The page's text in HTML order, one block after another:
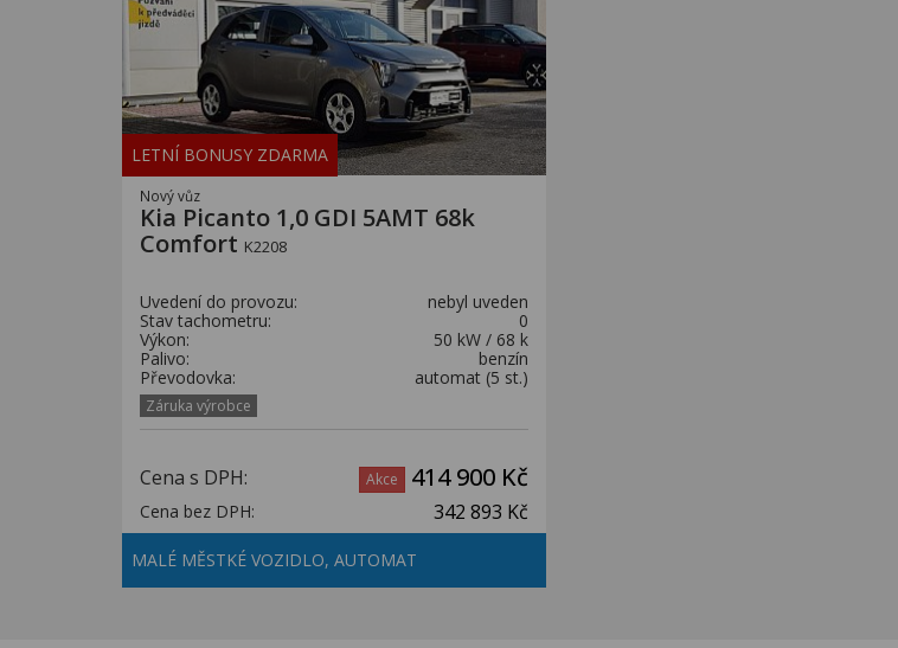
LETNÍ BONUSY ZDARMA
Nový vůz
Kia Picanto 1,0 GDI 5AMT 68k
Comfort K2208
Uvedení do provozu:
nebyl uveden
Stav tachometru:
0
Výkon:
50 kW / 68 k
Palivo:
benzín
Převodovka:
automat (5 st.)
Záruka výrobce
Cena s DPH: Akce 414 900 Kč
Cena bez DPH: 342 893 Kč
MALÉ MĚSTKÉ VOZIDLO, AUTOMAT